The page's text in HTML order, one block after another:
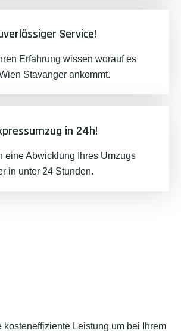
Service!
Erfahrung wissen worauf es
Stavanger ankommt.
in 24h!
eine Abwicklung Ihres Umzugs
in unter 24 Stunden.
kosteneffiziente Leistung um bei Ihrem